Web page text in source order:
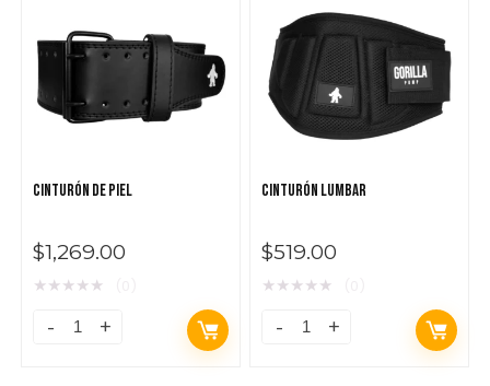
$279.00
CINTURÓN DE PIEL
$1,269.00
★★★★★
CINTURÓN LUMBAR
$519.00
★★★★★